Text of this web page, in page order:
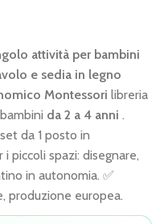
attività per bambini
e sedia in legno
Montessori libreria
da 2 a 4 anni .
da 1 posto in
piccoli spazi: disegnare,
in autonomia. ✅
produzione europea.